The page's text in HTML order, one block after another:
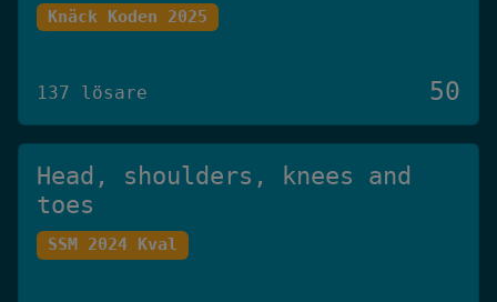
Knäck Koden 2025
137 lösare 50
Head, shoulders, knees and
toes
SSM 2024 Kval